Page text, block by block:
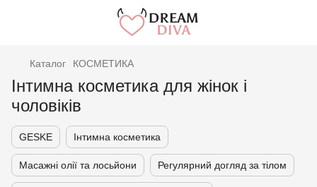
Каталог КОСМЕТИКА
Інтимна косметика для жінок і
чоловіків
GESKE Інтимна косметика
Масажні олії та лосьйони Регулярний догляд за тілом